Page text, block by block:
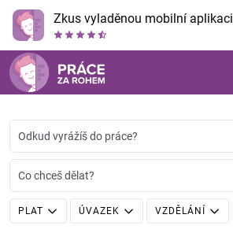
Zkus vyladěnou mobilní aplikaci
Odkud vyrážíš do práce?
Co chceš dělat?
PLAT ÚVAZEK VZDĚLÁNÍ